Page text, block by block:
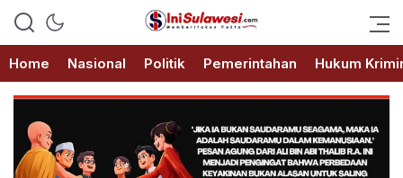
IniSulawesi.com
Memberitakan Fakta
Home
Nasional Politik Pemerintahan Hukum